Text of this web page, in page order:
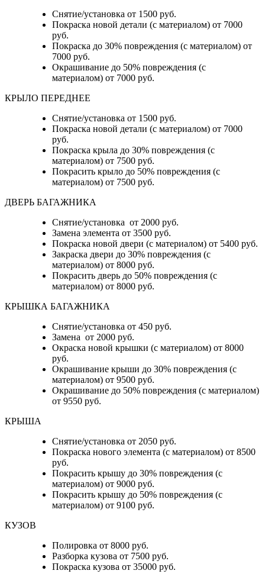
Снятие/установка от 1500 руб.
Покраска новой детали (с материалом) от 7000
руб.
Покраска до 30% повреждения (с материалом) от
7000 руб.
Окрашивание до 50% повреждения (с
материалом) от 7000 руб.
КРЫЛО ПЕРЕДНЕЕ
Снятие/установка от 1500 руб.
Покраска новой детали (с материалом) от 7000
руб.
Покраска крыла до 30% повреждения (с
материалом) от 7500 руб.
Покрасить крыло до 50% повреждения (с
материалом) от 7500 руб.
ДВЕРЬ БАГАЖНИКА
Снятие/установка от 2000 руб.
Замена элемента от 3500 руб.
Покраска новой двери (с материалом) от 5400 руб.
Закраска двери до 30% повреждения (с
материалом) от 8000 руб.
Покрасить дверь до 50% повреждения (с
материалом) от 8000 руб.
КРЫШКА БАГАЖНИКА
Снятие/установка от 450 руб.
Замена от 2000 руб.
Окраска новой крышки (с материалом) от 8000
руб.
Окрашивание крыши до 30% повреждения (с
материалом) от 9500 руб.
Окрашивание до 50% повреждения (с материалом)
от 9550 руб.
КРЫША
Снятие/установка от 2050 руб.
Покраска нового элемента (с материалом) от 8500
руб.
Покрасить крышу до 30% повреждения (с
материалом) от 9000 руб.
Покрасить крышу до 50% повреждения (с
материалом) от 9100 руб.
КУЗОВ
Полировка от 8000 руб.
Разборка кузова от 7500 руб.
Покраска кузова от 35000 руб.